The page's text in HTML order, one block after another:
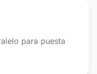
para puesta